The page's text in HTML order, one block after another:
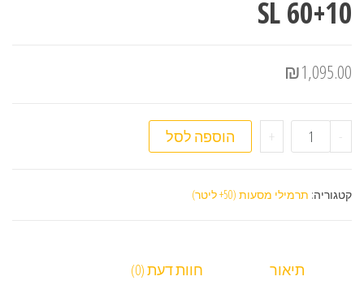
SL 60+10
₪1,095.00
- כמות של תרמיל מסע Deuter Quantum SL 60+10
+ הוספה לסל
קטגוריה: תרמילי מסעות (50+ ליטר)
תיאור חוות דעת (0)